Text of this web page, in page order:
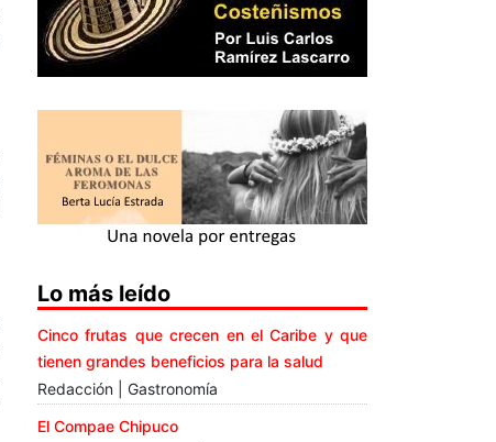
Lo más leído
Cinco frutas que crecen en el Caribe y que
tienen grandes beneficios para la salud
Redacción | Gastronomía
El Compae Chipuco